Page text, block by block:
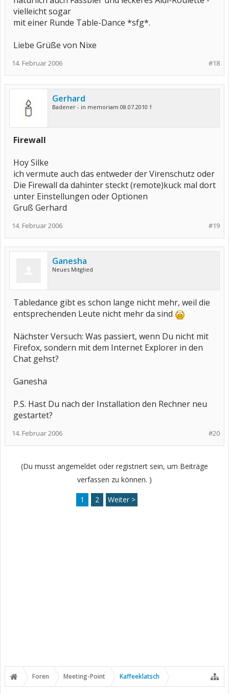
vielleicht sogar
mit einer Runde Table-Dance *sfg*.
Liebe Grüße von Nixe
#18
14. Februar 2006
Gerhard
Badener - in memoriam 08.07.2010 †
Firewall
Hoy Silke
ich vermute auch das entweder der Virenschutz oder
Die Firewall da dahinter steckt (remote)kuck mal dort
unter Einstellungen oder Optionen
Gruß Gerhard
#19
14. Februar 2006
Ganesha
Neues Mitglied
Tabledance gibt es schon lange nicht mehr, weil die
entsprechenden Leute nicht mehr da sind
Nächster Versuch: Was passiert, wenn Du nicht mit
Firefox, sondern mit dem Internet Explorer in den
Chat gehst?
Ganesha
P.S. Hast Du nach der Installation den Rechner neu
gestartet?
#20
14. Februar 2006
(Du musst angemeldet oder registriert sein, um Beiträge
verfassen zu können. )
1 2 Weiter >
Foren Meeting-Point Kaffeeklatsch